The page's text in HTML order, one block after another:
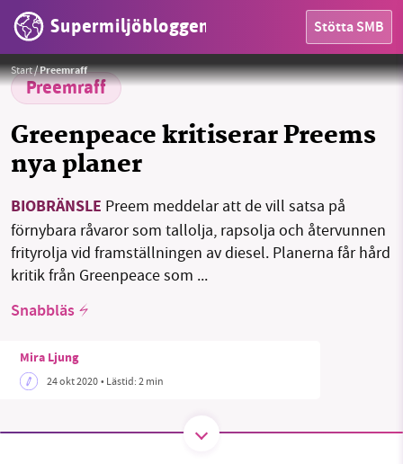
Supermiljöbloggen Stötta SMB
HEM
OMRÅDEN
MILJÖFAKTA
Start/Preemraff
Preemraff
Greenpeace kritiserar Preems
nya planer
BIOBRÄNSLE Preem meddelar att de vill satsa på
förnybara råvaror som tallolja, rapsolja och återvunnen
frityrolja vid framställningen av diesel. Planerna får hård
kritik från Greenpeace som ...
Snabbläs
Mira Ljung
24 okt 2020• Lästid:2 min
Foto:Preem